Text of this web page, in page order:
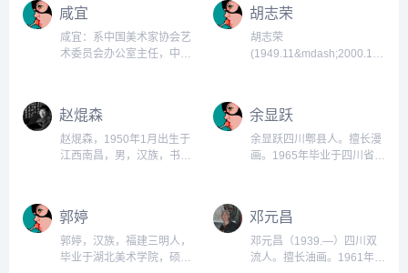
作。1986年起执教于云南工
业大学建筑学院，为副教
授。&bsp;...
校里经常办黑板报、刻印材
料。高中毕业后在公社当秘
书，大量的文稿抄写，使李
咸宜
咸宜：系中国美术家协会艺
术委员会办公室主任，中国
胡志荣
胡志荣
(1949.11&mdash;2000.12)
馆学术部主任。作品《倩衣
少女》系列、《回声》、
《青苹果》获第八届全国美
选全国油画风景展。连环画
有《牛虻》、《高龙巴》、
《复活》等。...
赵焜森
赵焜森，1950年1月出生于
江西南昌，男，汉族，书籍
南方画院常务理事，广东省
装帧艺委会副主任，《广东
美术家通讯》、《广东摄
余显跃
余显跃四川郫县人。擅长漫
画。1965年毕业于四川省郫
辉珠宝店经理。...
郭婷
郭婷，汉族，福建三明人，
毕业于湖北美术学院，硕士
邓元昌
邓元昌（1939.—）四川双
流人。擅长油画。1961年毕